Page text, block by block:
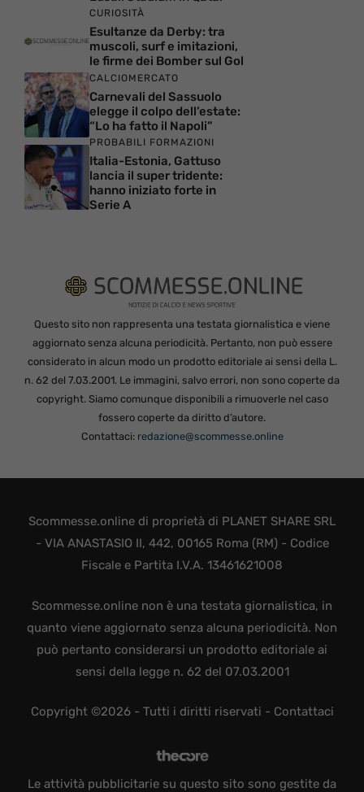
CURIOSITÀ
Esultanze da Derby: tra
muscoli, surf e imitazioni,
le firme dei Bomber sul Gol
CALCIOMERCATO
Carnevali del Sassuolo
elegge il colpo dell’estate:
“Lo ha fatto il Napoli”
PROBABILI FORMAZIONI
Italia-Estonia, Gattuso
lancia il super tridente:
hanno iniziato forte in
Serie A
Questo sito non rappresenta una testata giornalistica e viene
aggiornato senza alcuna periodicità. Pertanto, non può essere
considerato in alcun modo un prodotto editoriale ai sensi della L.
n. 62 del 7.03.2001. Le immagini, salvo errori, non sono coperte da
copyright. Siamo comunque disponibili a rimuoverle nel caso
fossero coperte da diritto d’autore.
Contattaci: redazione@scommesse.online
Scommesse.online di proprietà di PLANET SHARE SRL
- VIA ANASTASIO II, 442, 00165 Roma (RM) - Codice
Fiscale e Partita I.V.A. 13461621008
Scommesse.online non è una testata giornalistica, in
quanto viene aggiornato senza alcuna periodicità. Non
può pertanto considerarsi un prodotto editoriale ai
sensi della legge n. 62 del 07.03.2001
Copyright ©2026 - Tutti i diritti riservati - Contattaci
Le attività pubblicitarie su questo sito sono gestite da